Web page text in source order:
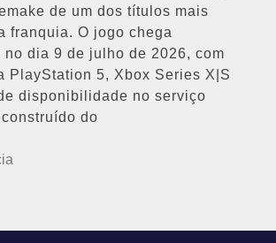
de um dos títulos mais
franquia. O jogo chega
no dia 9 de julho de 2026, com
PlayStation 5, Xbox Series X|S
disponibilidade no serviço
do